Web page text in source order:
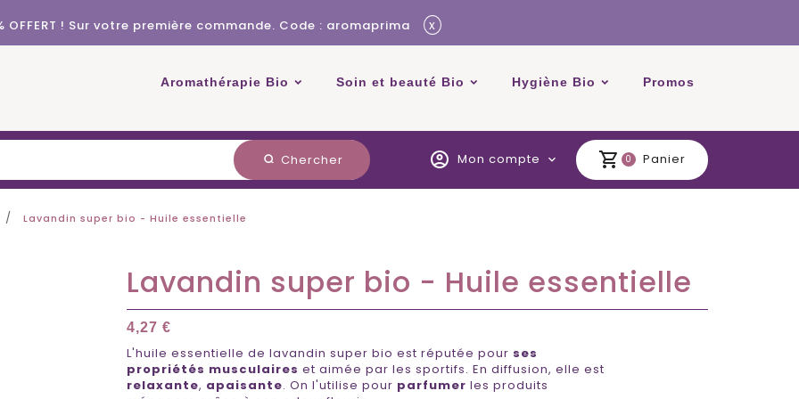
OFFERT ! Sur votre première commande. Code : aromaprima x
Aromathérapie Bio Soin et beauté Bio Hygiène Bio Promos
search Chercher shopping_cart 0 Panier
account_circle Mon compte expand_more
Lavandin super bio - Huile essentielle
Lavandin super bio - Huile essentielle
4,27 €
L'huile essentielle de lavandin super bio est réputée pour ses
propriétés musculaires et aimée par les sportifs. En diffusion, elle est
relaxante, apaisante. On l'utilise pour parfumer les produits